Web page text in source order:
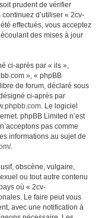
prudent de vérifier
d’utiliser « 2cv-
effectués, vous acceptez
des mises à jour
ci-après par « ils »,
», « phpBB
de forum, déclaré sous
ci-après par
. Le logiciel
phpBB Limited n’est
pas comme
informations au sujet de
.
obscène, vulgaire,
ou tout autre contenu
où « 2cv-
Le faire peut vous
avec une notification à